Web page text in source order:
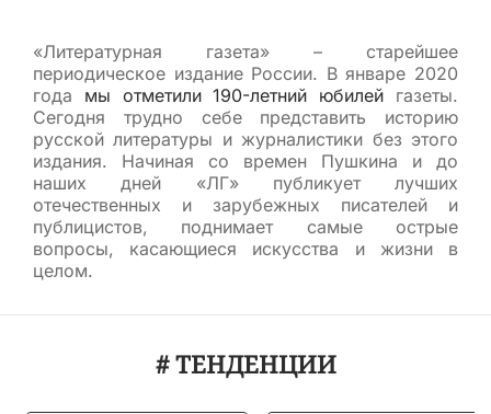
«Литературная газета» – старейшее
периодическое издание России. В январе 2020
года мы отметили 190-летний юбилей газеты.
Сегодня трудно себе представить историю
русской литературы и журналистики без этого
издания. Начиная со времен Пушкина и до
наших дней «ЛГ» публикует лучших
отечественных и зарубежных писателей и
публицистов, поднимает самые острые
вопросы, касающиеся искусства и жизни в
целом.
# ТЕНДЕНЦИИ